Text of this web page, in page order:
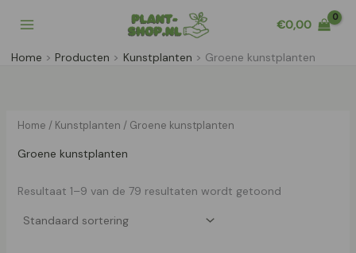
naar
inhoud
€0,00
Home Producten Kunstplanten Groene kunstplanten
Home / Kunstplanten / Groene kunstplanten
Groene kunstplanten
Resultaat 1–9 van de 79 resultaten wordt getoond